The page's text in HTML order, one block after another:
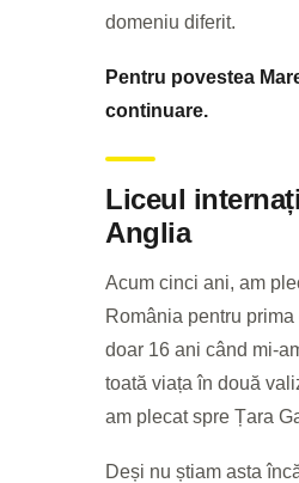
domeniu diferit.
Pentru povestea
continuare.
Liceul
Anglia
Acum cinci ani, am
România pentru
doar 16 ani când mi-
toată viața în două
am plecat spre Țara
Deși nu știam asta